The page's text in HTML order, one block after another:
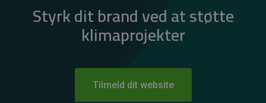
Styrk dit brand ved at støtte
klimaprojekter
Tilmeld dit website